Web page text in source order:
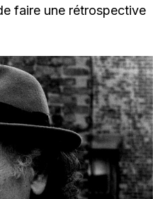
faire une rétrospective